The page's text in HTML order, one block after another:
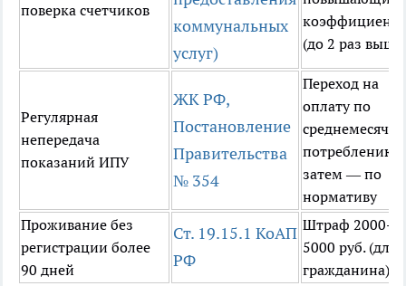
поверка счетчиков
коммунальных
услуг)
(до 2 раз выше)
Регулярная
непередача
показаний ИПУ
ЖК РФ,
Постановление
Правительства
№ 354
Переход на
оплату по
потреблению,
затем — по
нормативу
Проживание без
регистрации более
90 дней
Ст. 19.15.1 КоАП
РФ
Штраф 2000-
5000 руб. (для
гражданина)